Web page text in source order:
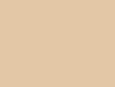
– Ziemia – 52cm